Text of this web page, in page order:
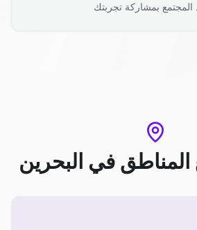
بمشاركة تجربتك
في البحرين